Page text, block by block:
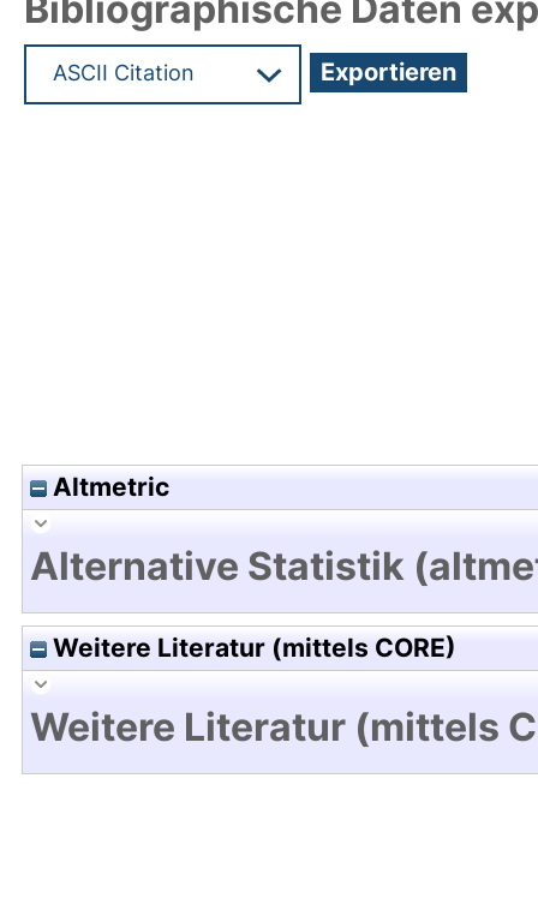
Altmetric
Alternative Statistik
Weitere Literatur (mittels CORE)
Weitere Literatur (mittels